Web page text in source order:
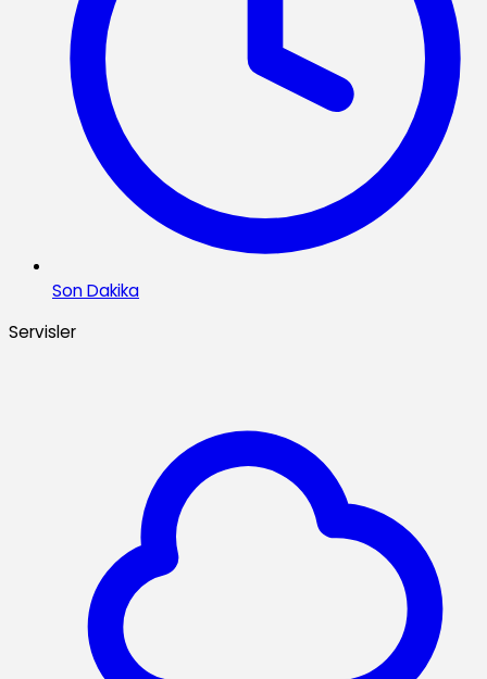
Son Dakika
Servisler